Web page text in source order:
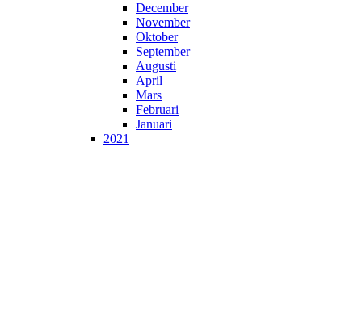
December
November
Oktober
September
Augusti
April
Mars
Februari
Januari
2021